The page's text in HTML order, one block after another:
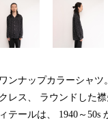
ンナップカラーシャツ
レス、 ラウンドした
テールは、 1940～50s